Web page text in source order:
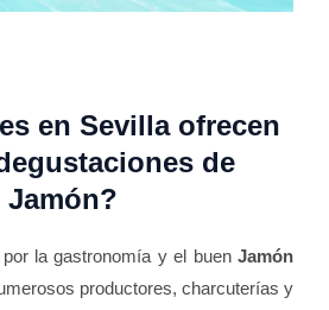
en Sevilla ofrecen
de
Jamón?
la gastronomía y el buenJamón
productores, charcuterías y